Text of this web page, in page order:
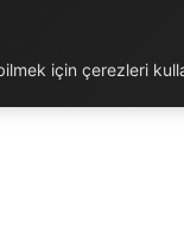
için çerezleri